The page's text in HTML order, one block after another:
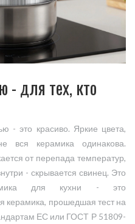
- для тех, кто
- это красиво. Яркие цвета,
вся керамика одинакова.
от перепада температур,
- скрывается свинец. Это
для кухни - это
керамика, прошедшая тест на
ЕС или ГОСТ Р 51809-